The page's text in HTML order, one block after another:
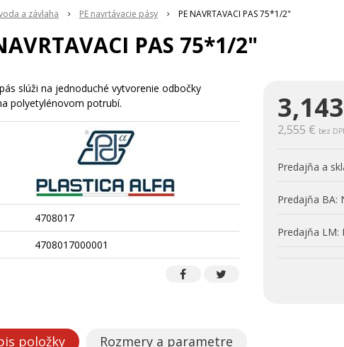
a závlaha PE navrtávacie pásy PE NAVRTAVACI PAS 75*1/2"
PAS 75*1/2"
3,143
2,555 € bez
Predajňa a
Predajňa BA:
Predajňa LM:
slúži na jednoduché vytvorenie odbočky
polyetylénovom potrubí.
4708017
4708017000001
položky Rozmery a parametre